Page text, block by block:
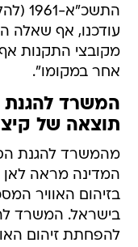
עודכנו, אף שאלה
אחר במקומו".
המשרד להגנת
תוצאה של
מהמשרד להגנת
המדינה מראה לאן
בזיהום האוויר
בישראל. המשרד